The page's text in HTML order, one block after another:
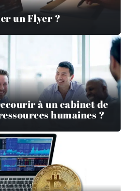
un Flyer ?
à un cabinet de
humaines ?